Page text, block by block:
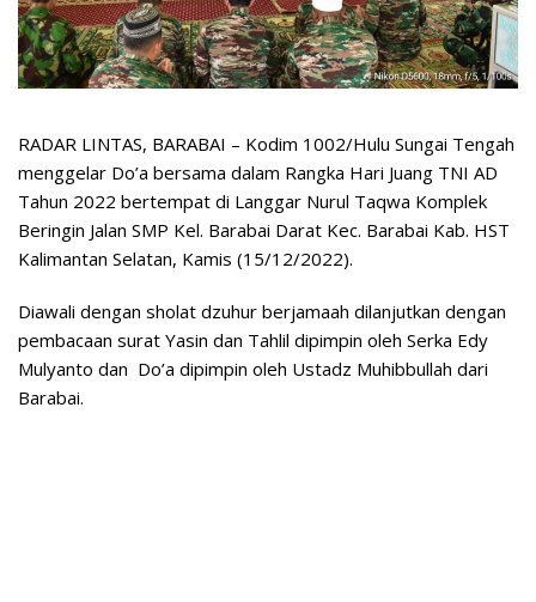
RADAR LINTAS, BARABAI – Kodim 1002/Hulu Sungai Tengah
menggelar Do’a bersama dalam Rangka Hari Juang TNI AD
Tahun 2022 bertempat di Langgar Nurul Taqwa Komplek
Beringin Jalan SMP Kel. Barabai Darat Kec. Barabai Kab. HST
Kalimantan Selatan, Kamis (15/12/2022).
Diawali dengan sholat dzuhur berjamaah dilanjutkan dengan
pembacaan surat Yasin dan Tahlil dipimpin oleh Serka Edy
Mulyanto dan Do’a dipimpin oleh Ustadz Muhibbullah dari
Barabai.